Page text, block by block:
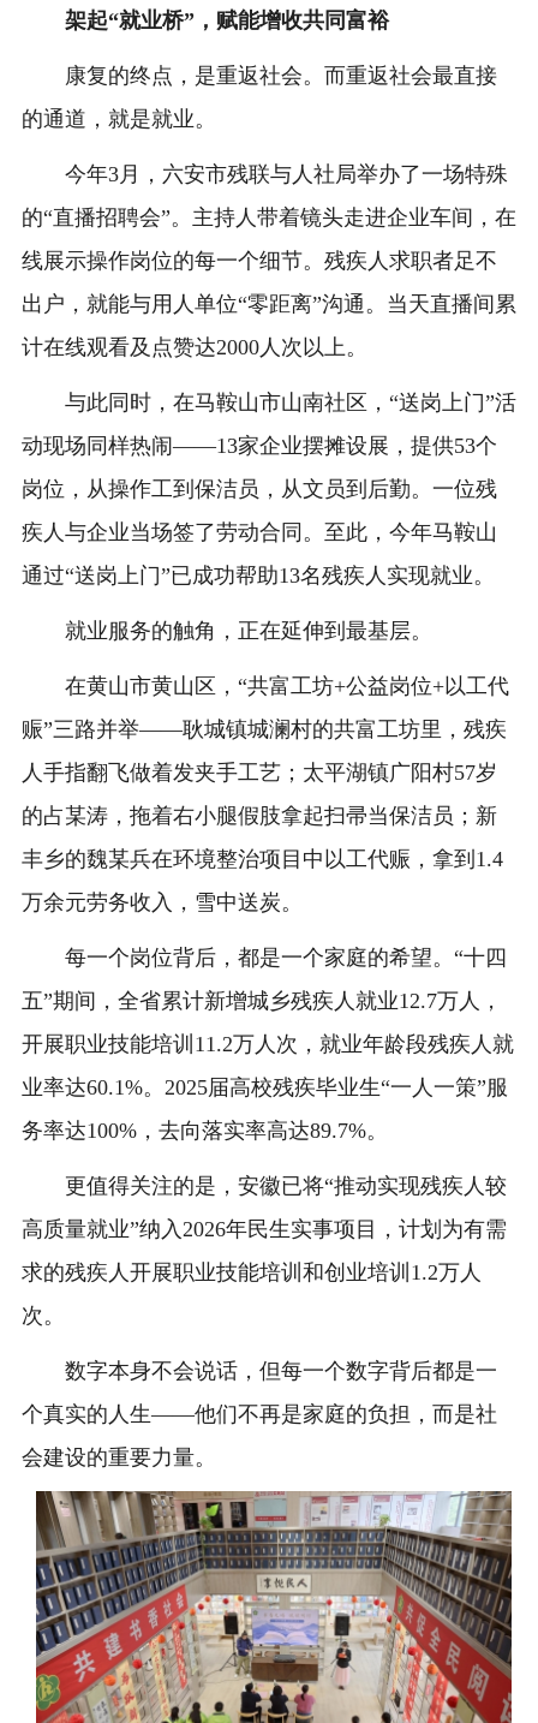
架起“就业桥”，赋能增收共同富裕
康复的终点，是重返社会。而重返社会最直接
的通道，就是就业。
今年3月，六安市残联与人社局举办了一场特殊
的“直播招聘会”。主持人带着镜头走进企业车间，在
线展示操作岗位的每一个细节。残疾人求职者足不
出户，就能与用人单位“零距离”沟通。当天直播间累
计在线观看及点赞达2000人次以上。
与此同时，在马鞍山市山南社区，“送岗上门”活
动现场同样热闹——13家企业摆摊设展，提供53个
岗位，从操作工到保洁员，从文员到后勤。一位残
疾人与企业当场签了劳动合同。至此，今年马鞍山
通过“送岗上门”已成功帮助13名残疾人实现就业。
就业服务的触角，正在延伸到最基层。
在黄山市黄山区，“共富工坊+公益岗位+以工代
赈”三路并举——耿城镇城澜村的共富工坊里，残疾
人手指翻飞做着发夹手工艺；太平湖镇广阳村57岁
的占某涛，拖着右小腿假肢拿起扫帚当保洁员；新
丰乡的魏某兵在环境整治项目中以工代赈，拿到1.4
万余元劳务收入，雪中送炭。
每一个岗位背后，都是一个家庭的希望。“十四
五”期间，全省累计新增城乡残疾人就业12.7万人，
开展职业技能培训11.2万人次，就业年龄段残疾人就
业率达60.1%。2025届高校残疾毕业生“一人一策”服
务率达100%，去向落实率高达89.7%。
更值得关注的是，安徽已将“推动实现残疾人较
高质量就业”纳入2026年民生实事项目，计划为有需
求的残疾人开展职业技能培训和创业培训1.2万人
次。
数字本身不会说话，但每一个数字背后都是一
个真实的人生——他们不再是家庭的负担，而是社
会建设的重要力量。